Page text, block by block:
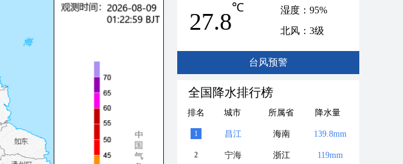
27.8
℃
湿度：95%
北风：3级
台风预警
全国降水排行榜
排名 城市 所属省 降水量
1 昌江 海南 139.8mm
2 宁海 浙江 119mm